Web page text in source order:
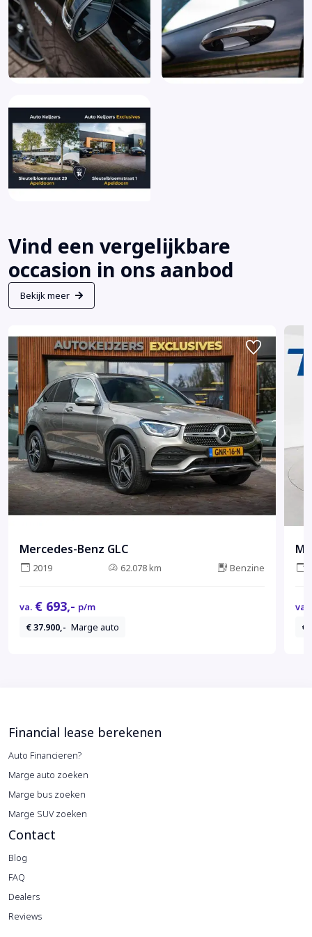
Vind een vergelijkbare
occasion in ons aanbod
Bekijk meer
Mercedes-Benz GLC
2019 62.078 km Benzine
va. € 693,- p/m
€ 37.900,- Marge auto
va.
€
Financial lease berekenen
Auto Financieren?
Marge auto zoeken
Marge bus zoeken
Marge SUV zoeken
Contact
Blog
FAQ
Dealers
Reviews